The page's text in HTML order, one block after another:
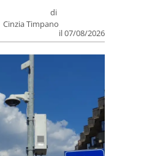
di
Cinzia Timpano
il 07/08/2026